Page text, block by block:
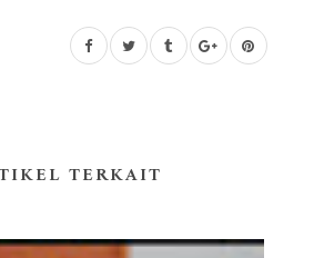
TERKAIT